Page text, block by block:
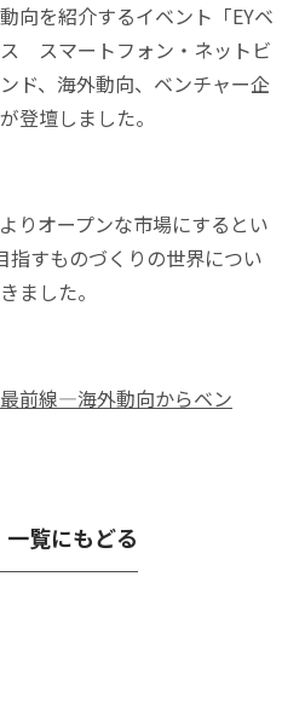
向を紹介するイベント「EYベ
スマートフォン・ネットビ
ド、海外動向、ベンチャー企
登壇しました。
りオープンな市場にするとい
指すものづくりの世界につい
ました。
前線―海外動向からベン
一覧にもどる